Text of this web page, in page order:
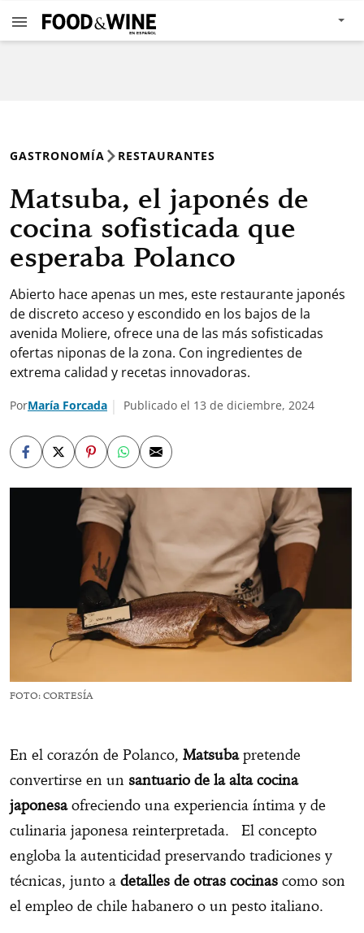
GASTRONOMÍA RESTAURANTES
Matsuba, el japonés de
cocina sofisticada que
esperaba Polanco
Abierto hace apenas un mes, este restaurante japonés
de discreto acceso y escondido en los bajos de la
avenida Moliere, ofrece una de las más sofisticadas
ofertas niponas de la zona. Con ingredientes de
extrema calidad y recetas innovadoras.
PorMaría Forcada Publicado el 13 de diciembre, 2024
FOTO: CORTESÍA
En el corazón de Polanco, Matsubapretende
convertirse en un santuario de la alta cocina
japonesaofreciendo una experiencia íntima y de
culinaria japonesa reinterpretada. El concepto
engloba la autenticidad preservando tradiciones y
técnicas, junto a detalles de otras cocinas como son
el empleo de chile habanero o un pesto italiano.